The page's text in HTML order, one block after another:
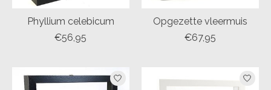
Phyllium celebicum
€56,95
Opgezette vleermuis
€67,95